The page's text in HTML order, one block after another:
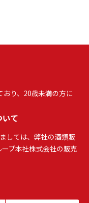
り、20歳未満の方に
て
しては、弊社の酒類販
プ本社株式会社の販売